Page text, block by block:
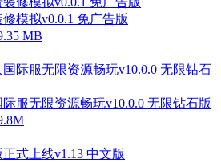
模拟v0.0.1 免广告版
MB
服无限资源畅玩v10.0.0 无限钻石版